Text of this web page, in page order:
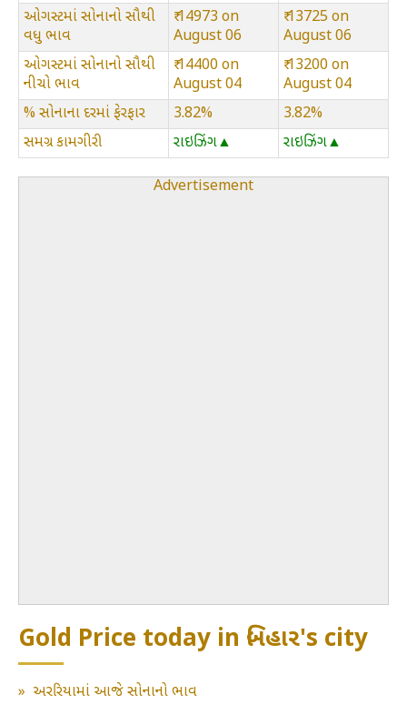
ઓગસ્ટમાં સોનાનો સૌથી
વધુ ભાવ
₹ 14973 on
August 06
₹ 13725 on
August 06
ઓગસ્ટમાં સોનાનો સૌથી
નીચો ભાવ
₹ 14400 on
August 04
₹ 13200 on
August 04
% સોનાના દરમાં ફેરફાર
3.82%
3.82%
સમગ્ર કામગીરી
રાઇઝિંગ▲ રાઇઝિંગ▲
Advertisement
Gold Price today in બિહાર's city
» અરરિયામાં આજે સોનાનો ભાવ